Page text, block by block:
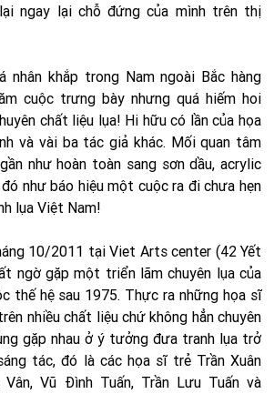
ngay lại chỗ đứng của mình trên thị
nhân khắp trong Nam ngoài Bắc hàng
cuộc trưng bày nhưng quá hiếm hoi
chất liệu lụa! Hi hữu có lần của họa
và vài ba tác giả khác. Mối quan tâm
như hoàn toàn sang sơn dầu, acrylic
như báo hiệu một cuộc ra đi chưa hẹn
lụa Việt Nam!
10/2011 tại Viet Arts center (42 Yết
ngờ gặp một triển lãm chuyên lụa của
thế hệ sau 1975. Thực ra những họa sĩ
nhiều chất liệu chứ không hẳn chuyên
gặp nhau ở ý tưởng đưa tranh lụa trở
tác, đó là các họa sĩ trẻ Trần Xuân
Vân, Vũ Đình Tuấn, Trần Lưu Tuấn và